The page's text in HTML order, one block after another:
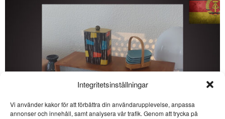
Integritetsinställningar
Vi använder kakor för att förbättra din användarupplevelse, anpassa
annonser och innehåll, samt analysera vår trafik. Genom att trycka på
SE ÄVEN